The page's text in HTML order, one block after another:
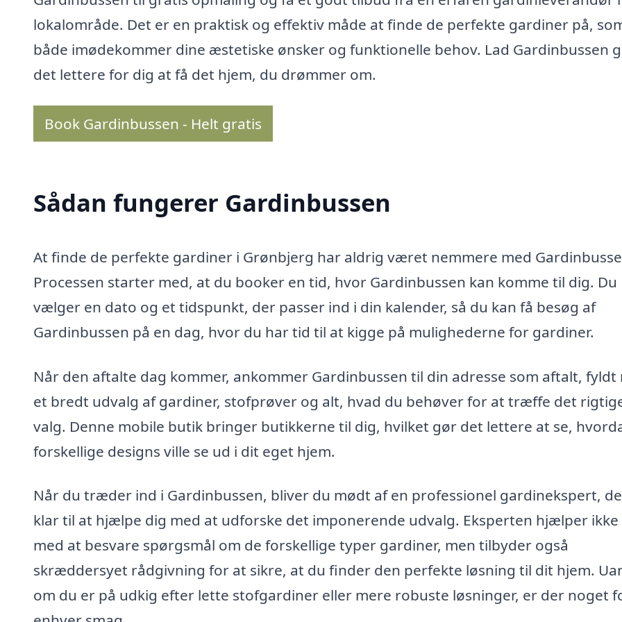
lokalområde. Det er en praktisk og effektiv måde at finde de perfekte gardiner på,
både imødekommer dine æstetiske ønsker og funktionelle behov. Lad Gardinbussen
det lettere for dig at få det hjem, du drømmer om.
Book Gardinbussen - Helt gratis
Sådan fungerer Gardinbussen
At finde de perfekte gardiner i Grønbjerg har aldrig været nemmere med
Processen starter med, at du booker en tid, hvor Gardinbussen kan komme til dig. Du
vælger en dato og et tidspunkt, der passer ind i din kalender, så du kan få besøg af
Gardinbussen på en dag, hvor du har tid til at kigge på mulighederne for gardiner.
Når den aftalte dag kommer, ankommer Gardinbussen til din adresse som aftalt, fyldt
et bredt udvalg af gardiner, stofprøver og alt, hvad du behøver for at træffe det
valg. Denne mobile butik bringer butikkerne til dig, hvilket gør det lettere at se,
forskellige designs ville se ud i dit eget hjem.
Når du træder ind i Gardinbussen, bliver du mødt af en professionel gardinekspert,
klar til at hjælpe dig med at udforske det imponerende udvalg. Eksperten hjælper ikke
med at besvare spørgsmål om de forskellige typer gardiner, men tilbyder også
skræddersyet rådgivning for at sikre, at du finder den perfekte løsning til dit hjem.
om du er på udkig efter lette stofgardiner eller mere robuste løsninger, er der noget